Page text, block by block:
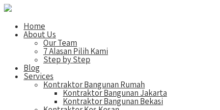
Home
About Us
Our Team
7 Alasan Pilih Kami
Step by Step
Blog
Services
Kontraktor Bangunan Rumah
Kontraktor Bangunan Jakarta
Kontraktor Bangunan Bekasi